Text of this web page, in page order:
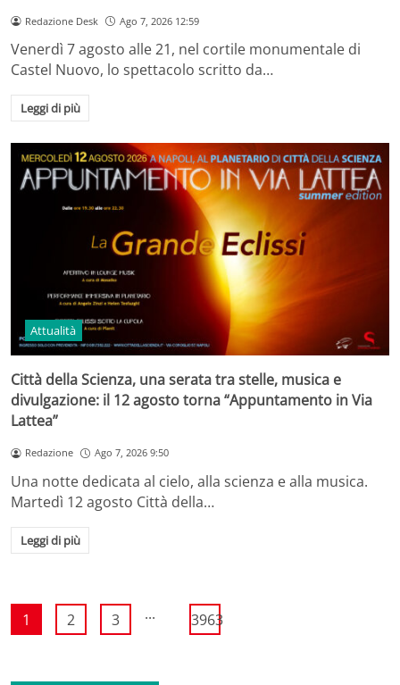
Redazione Desk Ago 7, 2026 12:59
Venerdì 7 agosto alle 21, nel cortile monumentale di
Castel Nuovo, lo spettacolo scritto da…
Leggi di più
Attualità
Città della Scienza, una serata tra stelle, musica e
divulgazione: il 12 agosto torna “Appuntamento in Via
Lattea”
Redazione Ago 7, 2026 9:50
Una notte dedicata al cielo, alla scienza e alla musica.
Martedì 12 agosto Città della…
Leggi di più
1 2 3 ... 3963